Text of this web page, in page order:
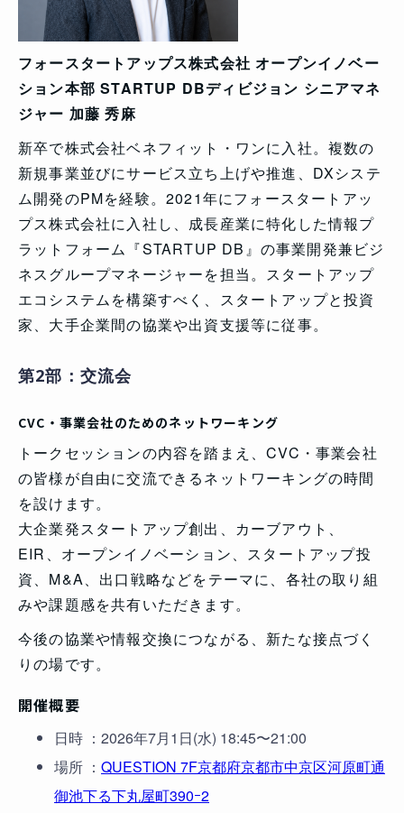
フォースタートアップス株式会社 オープンイノベー
ション本部 STARTUP DBディビジョン シニアマネ
ジャー 加藤 秀麻
新卒で株式会社ベネフィット・ワンに入社。複数の
新規事業並びにサービス立ち上げや推進、DXシステ
ム開発のPMを経験。2021年にフォースタートアッ
プス株式会社に入社し、成長産業に特化した情報プ
ラットフォーム『STARTUP DB』の事業開発兼ビジ
ネスグループマネージャーを担当。スタートアップ
エコシステムを構築すべく、スタートアップと投資
家、大手企業間の協業や出資支援等に従事。
第2部：交流会
CVC・事業会社のためのネットワーキング
トークセッションの内容を踏まえ、CVC・事業会社
の皆様が自由に交流できるネットワーキングの時間
を設けます。
大企業発スタートアップ創出、カーブアウト、
EIR、オープンイノベーション、スタートアップ投
資、M&A、出口戦略などをテーマに、各社の取り組
みや課題感を共有いただきます。
今後の協業や情報交換につながる、新たな接点づく
りの場です。
開催概要
日時 ：2026年7月1日(水) 18:45〜21:00
場所 ： QUESTION 7F京都府京都市中京区河原町通
御池下る下丸屋町390ｰ2